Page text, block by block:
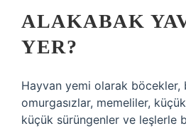
ALAKABAK
YER?
Hayvan yemi olarak böcekler,
omurgasızlar, memeliler,
küçük sürüngenler ve leşlerle